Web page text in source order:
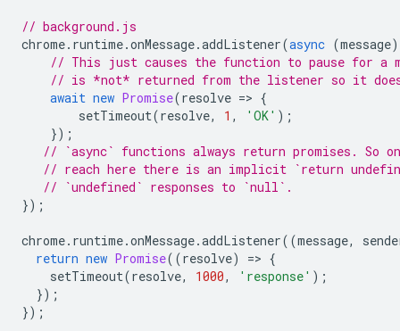
// background.js
chrome. runtime.onMessage.addListener(async (message)
// This just causes the function to pause for a
// is *not* returned from the listener so it
await new Promise(resolve => {
setTimeout(resolve, 1 , 'OK' );
});
// `async` functions always return promises. So
// reach here there is an implicit `return
// `undefined` responses to `null`.
});
chrome. runtime.onMessage.addListener((message,
return new Promise((resolve) => {
setTimeout(resolve, 1000, 'response' );
});
});